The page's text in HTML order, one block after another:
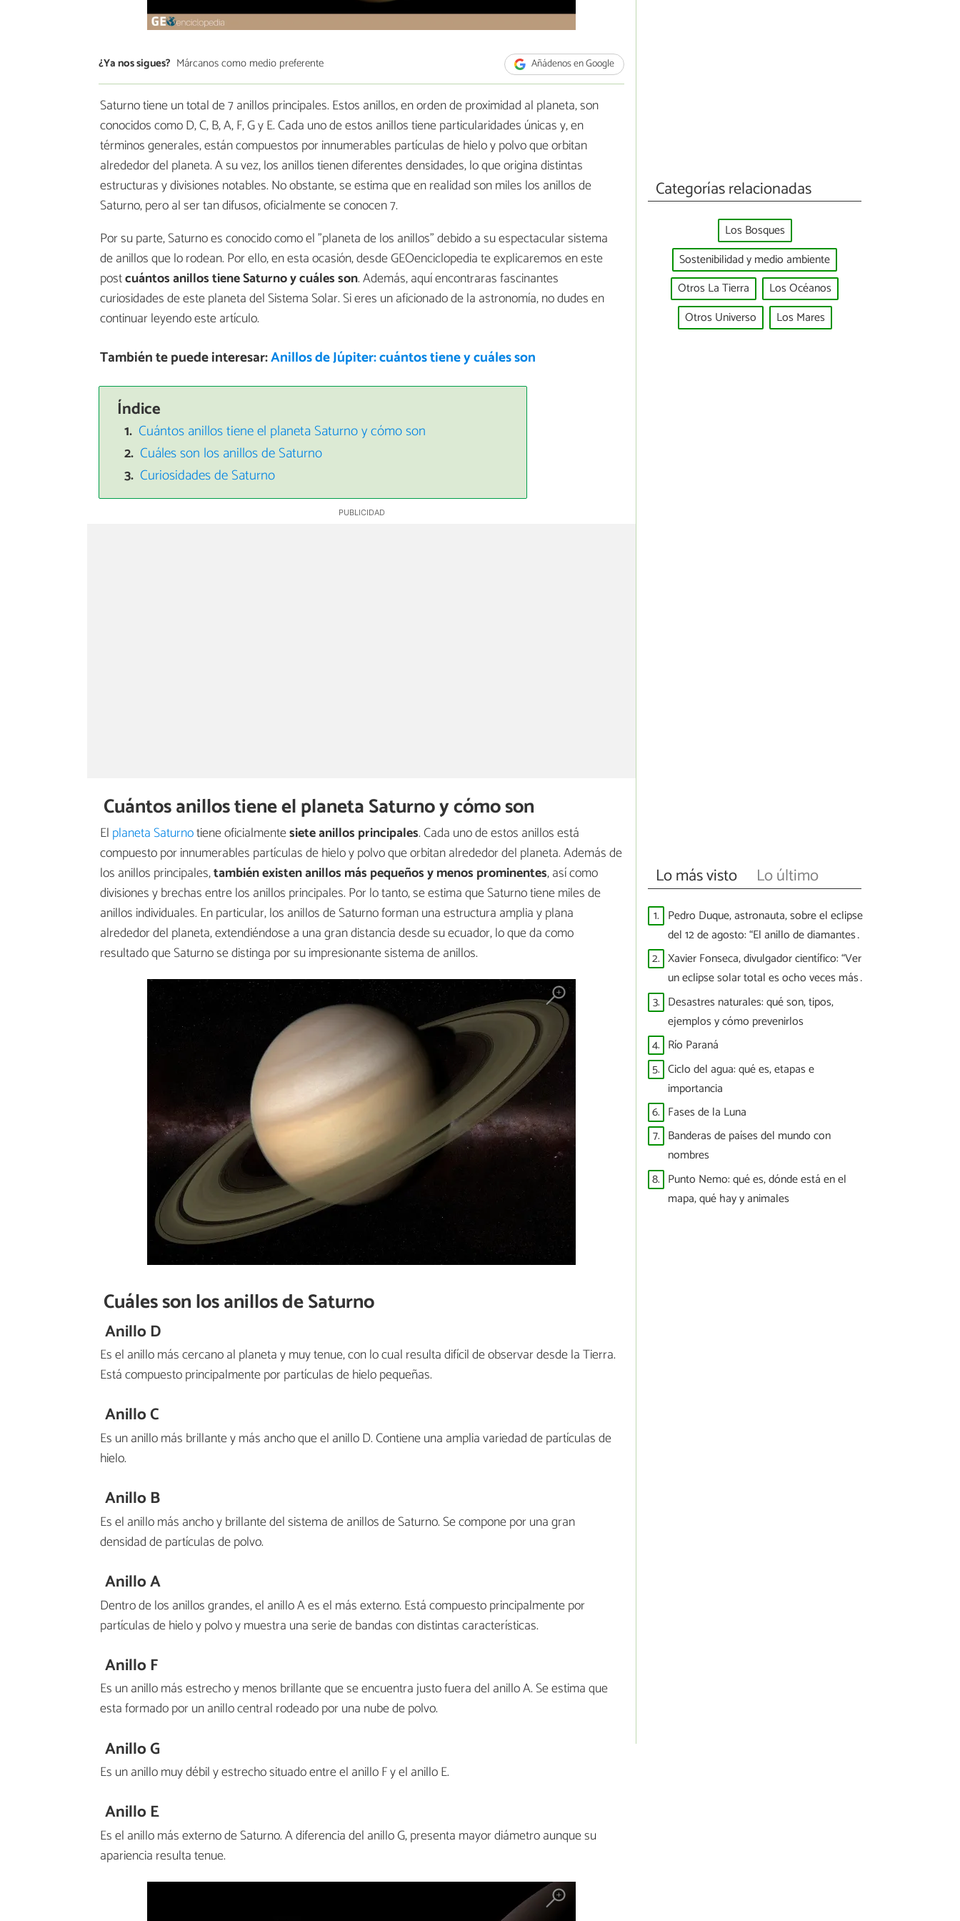
¿Ya nos sigues? Márcanos como medio preferente Añádenos en Google
Saturno tiene un total de 7 anillos principales. Estos anillos, en orden de proximidad al planeta, son
conocidos como D, C, B, A, F, G y E. Cada uno de estos anillos tiene particularidades únicas y, en
términos generales, están compuestos por innumerables partículas de hielo y polvo que orbitan
alrededor del planeta. A su vez, los anillos tienen diferentes densidades, lo que origina distintas
estructuras y divisiones notables. No obstante, se estima que en realidad son miles los anillos de
Saturno, pero al ser tan difusos, oficialmente se conocen 7.
Por su parte, Saturno es conocido como el "planeta de los anillos" debido a su espectacular sistema
de anillos que lo rodean. Por ello, en esta ocasión, desde GEOenciclopedia te explicaremos en este
postcuántos anillos tiene Saturno y cuáles son. Además, aquí encontraras fascinantes
curiosidades de este planeta del Sistema Solar. Si eres un aficionado de la astronomía, no dudes en
continuar leyendo este artículo.
También te puede interesar:Anillos de Júpiter: cuántos tiene y cuáles son
Índice
Cuántos anillos tiene el planeta Saturno y cómo son
Cuáles son los anillos de Saturno
Curiosidades de Saturno
Cuántos anillos tiene el planeta Saturno y cómo son
El planeta Saturnotiene oficialmentesiete anillos principales. Cada uno de estos anillos está
compuesto por innumerables partículas de hielo y polvo que orbitan alrededor del planeta. Además de
los anillos principales,también existen anillos más pequeños y menos prominentes, así como
divisiones y brechas entre los anillos principales. Por lo tanto, se estima que Saturno tiene miles de
anillos individuales. En particular, los anillos de Saturno forman una estructura amplia y plana
alrededor del planeta, extendiéndose a una gran distancia desde su ecuador, lo que da como
resultado que Saturno se distinga por su impresionante sistema de anillos.
Cuáles son los anillos de Saturno
Anillo D
Es el anillo más cercano al planeta y muy tenue, con lo cual resulta difícil de observar desde la Tierra.
Está compuesto principalmente por partículas de hielo pequeñas.
Anillo C
Es un anillo más brillante y más ancho que el anillo D. Contiene una amplia variedad de partículas de
hielo.
Anillo B
Es el anillo más ancho y brillante del sistema de anillos de Saturno. Se compone por una gran
densidad de partículas de polvo.
Anillo A
Dentro de los anillos grandes, el anillo A es el más externo. Está compuesto principalmente por
partículas de hielo y polvo y muestra una serie de bandas con distintas características.
Anillo F
Es un anillo más estrecho y menos brillante que se encuentra justo fuera del anillo A. Se estima que
esta formado por un anillo central rodeado por una nube de polvo.
Anillo G
Es un anillo muy débil y estrecho situado entre el anillo F y el anillo E.
Anillo E
Es el anillo más externo de Saturno. A diferencia del anillo G, presenta mayor diámetro aunque su
apariencia resulta tenue.
Categorías relacionadas
Los Bosques
Sostenibilidad y medio ambiente
Otros La Tierra
Los Océanos
Otros Universo
Los Mares
Lo más visto Lo último
1. Pedro Duque, astronauta, sobre el eclipse
del 12 de agosto: “El anillo de diamantes
llegará a las 20:30 y veremos puntitos
brillantes”
2. Xavier Fonseca, divulgador científico: “Ver
un eclipse solar total es ocho veces más
difícil que ver a España ganar un Mundial”
3. Desastres naturales: qué son, tipos,
ejemplos y cómo prevenirlos
4. Río Paraná
5. Ciclo del agua: qué es, etapas e
importancia
6. Fases de la Luna
7. Banderas de países del mundo con
nombres
8. Punto Nemo: qué es, dónde está en el
mapa, qué hay y animales